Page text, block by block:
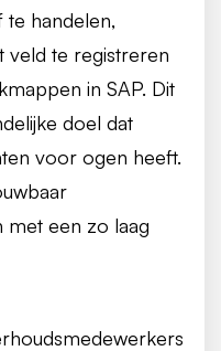
te handelen,
veld te registreren
in SAP. Dit
doel dat
voor ogen heeft.
met een zo laag